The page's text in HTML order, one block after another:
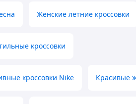
Женские летние кроссовки
кроссовки
кроссовки Nike Красивые